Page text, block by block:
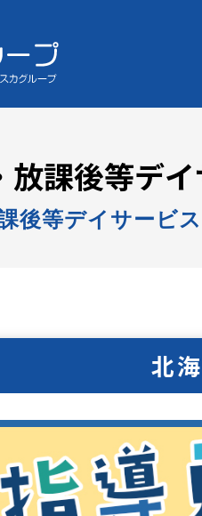
放課後等デ
後等デイサービス
北